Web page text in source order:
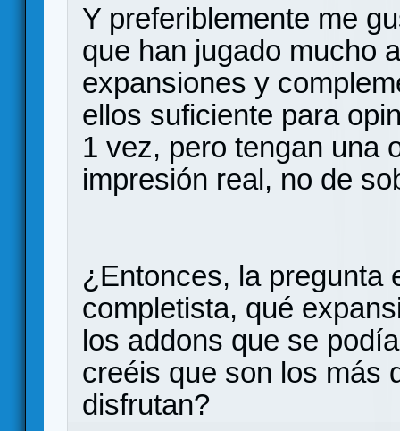
Y preferiblemente me
que han jugado mucho
expansiones y
ellos suficiente para
1 vez, pero tengan una
impresión real, no de
¿Entonces, la pregunta
completista, qué
los addons que se
creéis que son los más
disfrutan?